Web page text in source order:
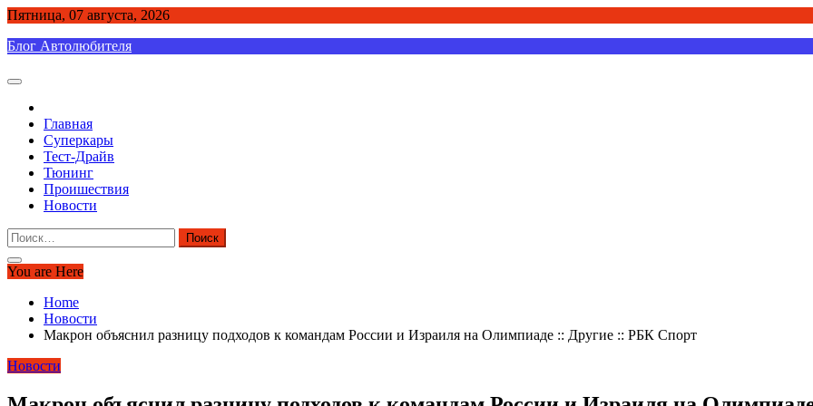
Skip
content
Пятница, 07 августа, 2026
Блог Автолюбителя
Главная
Суперкары
Тест-Драйв
Тюнинг
Проишествия
Новости
Найти:
You are Here
Home
Новости
Макрон объяснил разницу подходов к командам России и Израиля на Олимпиаде :: Другие :: РБК Спорт
Новости